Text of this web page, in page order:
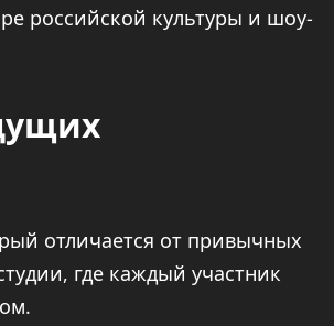
российской культуры и шоу-
отличается от привычных
где каждый участник